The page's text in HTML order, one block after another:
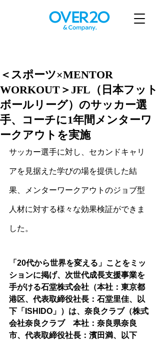
＜スポーツ×MENTOR
WORKOUT＞JFL（日本フット
ボールリーグ）のサッカー選
手、コーチに1年間メンターワ
ークアウトを実施
サッカー選手に対し、セカンドキャリ
アを見据えた学びの場を提供した結
果、メンターワークアウトのジョブ型
人材に対する様々な効果検証ができま
した。
「20代から世界を変える」ことをミッ
ションに掲げ、次世代成長支援事業を
手がける石堂株式会社（本社：東京都
港区、代表取締役社長：石堂里佳、以
下「ISHIDO」）は、奈良クラブ（株式
会社奈良クラブ　本社：奈良県奈良
市、代表取締役社長：濱田満、以下